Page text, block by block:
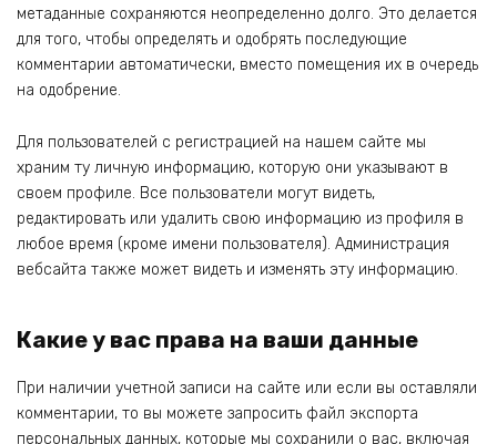
метаданные сохраняются неопределенно долго. Это делается
для того, чтобы определять и одобрять последующие
комментарии автоматически, вместо помещения их в очередь
на одобрение.
Для пользователей с регистрацией на нашем сайте мы
храним ту личную информацию, которую они указывают в
своем профиле. Все пользователи могут видеть,
редактировать или удалить свою информацию из профиля в
любое время (кроме имени пользователя). Администрация
вебсайта также может видеть и изменять эту информацию.
Какие у вас права на ваши данные
При наличии учетной записи на сайте или если вы оставляли
комментарии, то вы можете запросить файл экспорта
персональных данных, которые мы сохранили о вас, включая